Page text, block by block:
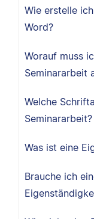
Wie erstelle
Word?
Worauf muss
Seminararbeit
Welche
Seminararbeit?
Was ist eine
Brauche ich